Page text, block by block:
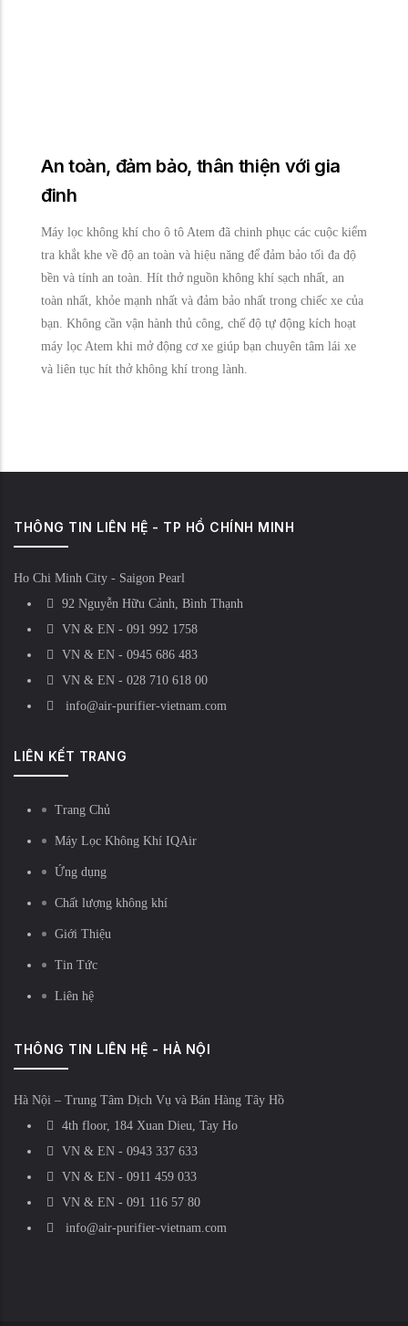
An toàn, đảm bảo, thân thiện với gia
đinh
Máy lọc không khí cho ô tô Atem đã chinh phục các cuộc kiểm
tra khắt khe về độ an toàn và hiệu năng để đảm bảo tối đa độ
bền và tính an toàn. Hít thở nguồn không khí sạch nhất, an
toàn nhất, khỏe mạnh nhất và đảm bảo nhất trong chiếc xe của
bạn. Không cần vận hành thủ công, chế độ tự động kích hoạt
máy lọc Atem khi mở động cơ xe giúp bạn chuyên tâm lái xe
và liên tục hít thở không khí trong lành.
THÔNG TIN LIÊN HỆ - TP HỒ CHÍNH MINH
Ho Chi Minh City - Saigon Pearl
92 Nguyễn Hữu Cảnh, Bình Thạnh
VN & EN - 091 992 1758
VN & EN - 0945 686 483
VN & EN - 028 710 618 00
info@air-purifier-vietnam.com
LIÊN KẾT TRANG
Trang Chủ
Máy Lọc Không Khí IQAir
Ứng dụng
Chất lượng không khí
Giới Thiệu
Tin Tức
Liên hệ
THÔNG TIN LIÊN HỆ - HÀ NỘI
Hà Nội – Trung Tâm Dịch Vụ và Bán Hàng Tây Hồ
4th floor, 184 Xuan Dieu, Tay Ho
VN & EN - 0943 337 633
VN & EN - 0911 459 033
VN & EN - 091 116 57 80
info@air-purifier-vietnam.com